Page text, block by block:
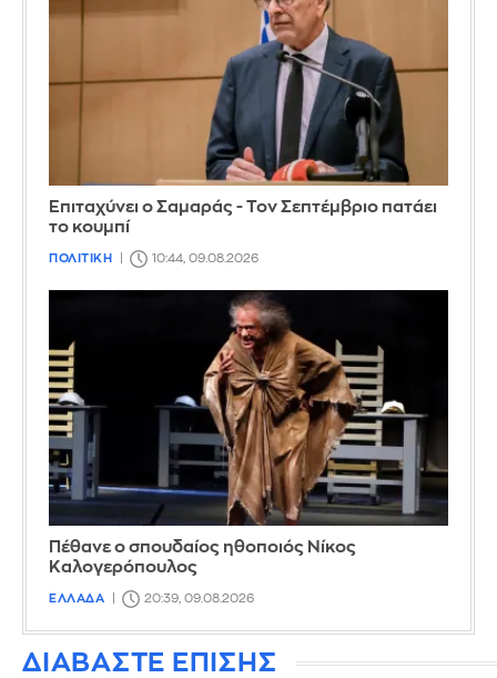
Επιταχύνει ο Σαμαράς - Τον Σεπτέμβριο πατάει
το κουμπί
ΠΟΛΙΤΙΚΗ 10:44, 09.08.2026
Πέθανε ο σπουδαίος ηθοποιός Νίκος
Καλογερόπουλος
ΕΛΛΑΔΑ 20:39, 09.08.2026
ΔΙΑΒΑΣΤΕ ΕΠΙΣΗΣ